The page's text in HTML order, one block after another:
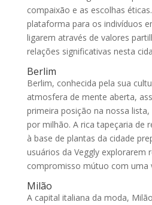
compaixão e as escolhas
plataforma para os indivíduos
ligarem através de valores
relações significativas nesta
Berlim
Berlim, conhecida pela sua
atmosfera de mente aberta,
primeira posição na nossa
por milhão. A rica tapeçaria de
à base de plantas da cidade
usuários da Veggly explorarem
compromisso mútuo com uma
Milão
A capital italiana da moda,